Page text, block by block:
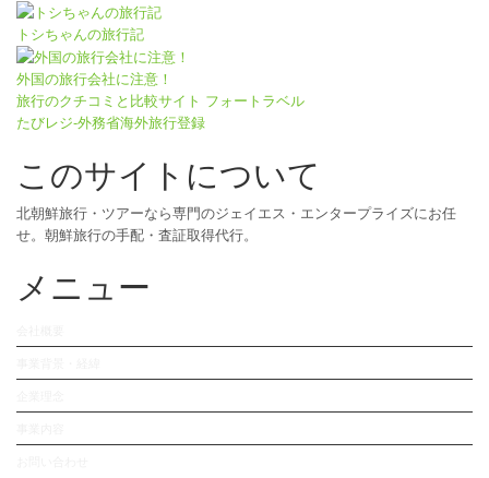
トシちゃんの旅行記
外国の旅行会社に注意！
旅行のクチコミと比較サイト フォートラベル
たびレジ-外務省海外旅行登録
このサイトについて
北朝鮮旅行・ツアーなら専門のジェイエス・エンタープライズにお任
せ。朝鮮旅行の手配・査証取得代行。
メニュー